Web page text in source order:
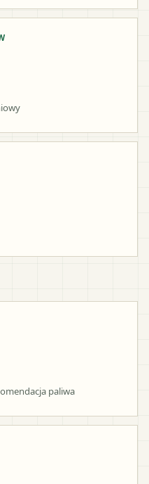
paliwa